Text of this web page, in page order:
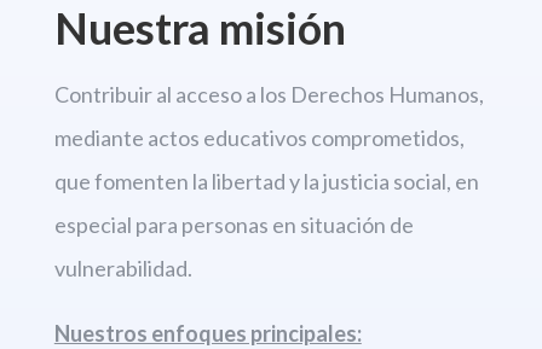
Nuestra misión
Contribuir al acceso a los Derechos Humanos,
mediante actos educativos comprometidos,
que fomenten la libertady la justicia social, en
especial para personas en situación de
vulnerabilidad.
Nuestros enfoques principales: